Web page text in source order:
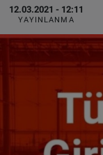
12.03.2021 - 12:11
YAYINLANMA
FOTO
VIDEO
CONTACT